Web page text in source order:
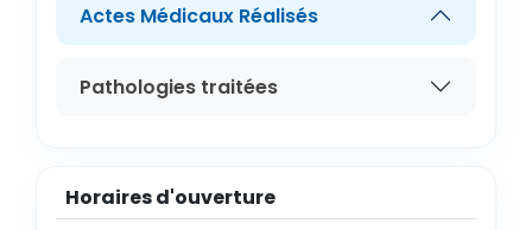
Actes Médicaux Réalisés
Pathologies traitées
Horaires d'ouverture